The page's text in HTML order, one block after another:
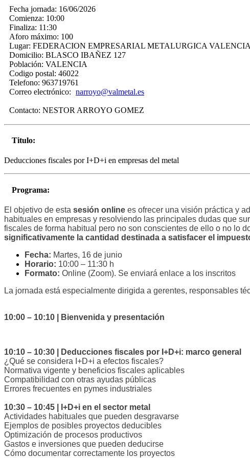
Fecha jornada: 16/06/2026
Comienza: 10:00
Finaliza: 11:30
Aforo máximo: 100
Lugar: FEDERACION EMPRESARIAL METALURGICA
Domicilio: BLASCO IBAÑEZ 127
Población: VALENCIA
Codigo postal: 46022
Telefono: 963719761
Correo electrónico: narroyo@valmetal.es
Contacto: NESTOR ARROYO GOMEZ
Titulo:
Deducciones fiscales por I+D+i en empresas del metal
Programa:
El objetivo de esta sesión online es ofrecer una visión práctica y
habituales en empresas y resolviendo las principales dudas que
fiscales de forma habitual pero no son conscientes de ello o no lo
significativamente la cantidad destinada a satisfacer el
Fecha: Martes, 16 de junio
Horario: 10:00 – 11:30 h
Formato: Online (Zoom). Se enviará enlace a los inscritos
La jornada está especialmente dirigida a gerentes, responsables
10:00 – 10:10 | Bienvenida y presentación
10:10 – 10:30 | Deducciones fiscales por I+D+i: marco general
¿Qué se considera I+D+i a efectos fiscales?
Normativa vigente y beneficios fiscales aplicables
Compatibilidad con otras ayudas públicas
Errores frecuentes en pymes industriales
10:30 – 10:45 | I+D+i en el sector metal
Actividades habituales que pueden desgravarse
Ejemplos de posibles proyectos deducibles
Optimización de procesos productivos
Gastos e inversiones que pueden deducirse
Cómo documentar correctamente los proyectos